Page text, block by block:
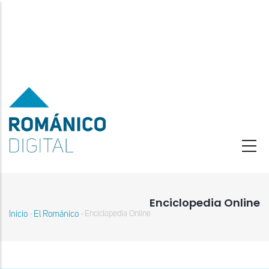
contenido
principal
Enciclopedia Online
Sobrescribir
Inicio - El Románico - Enciclopedia Online